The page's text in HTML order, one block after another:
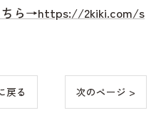
ちら→https://2kiki.com/s
戻る 次のページ >